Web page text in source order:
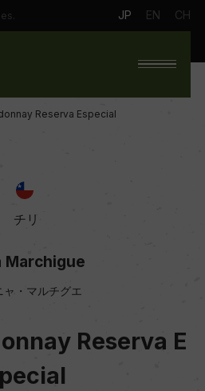
JP EN CH
Reserva Especial
チリ
Marchigue
ャ・マルチグエ
Reserva E